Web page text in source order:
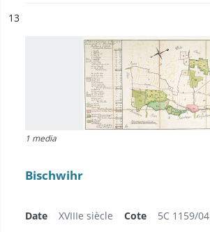
n°
13
1 media
Bischwihr
Date XVIIIe siècle Cote 5C 1159/04